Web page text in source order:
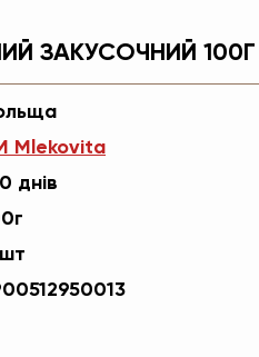
ЗАКУСОЧНИЙ 100Г
Mlekovita
днів